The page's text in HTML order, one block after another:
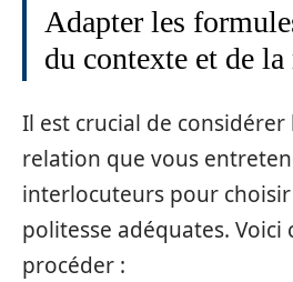
Adapter les
du contexte et de
Il est crucial de
relation que vous
interlocuteurs pour
politesse adéquates. Voici
procéder :